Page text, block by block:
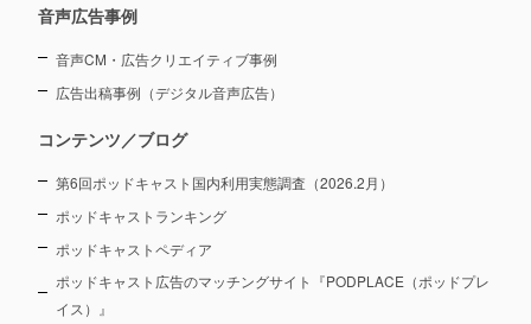
音声広告事例
音声CM・広告クリエイティブ事例
広告出稿事例（デジタル音声広告）
コンテンツ／ブログ
第6回ポッドキャスト国内利用実態調査（2026.2月）
ポッドキャストランキング
ポッドキャストペディア
ポッドキャスト広告のマッチングサイト『PODPLACE（ポッドプレ
イス）』